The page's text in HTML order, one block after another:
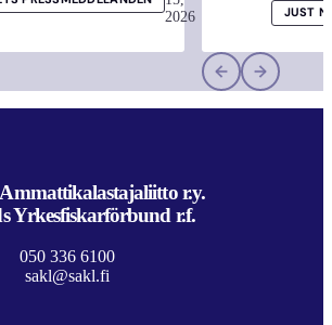
2026
JUST
r.y.
Yrkesfiskarförbund r.f.
050 336 6100
sakl@sakl.fi